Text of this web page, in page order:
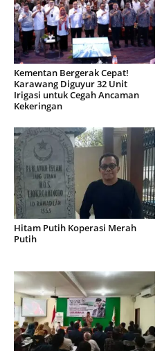
Kementan Bergerak Cepat!
Karawang Diguyur 32 Unit
Irigasi untuk Cegah Ancaman
Kekeringan
Hitam Putih Koperasi Merah
Putih